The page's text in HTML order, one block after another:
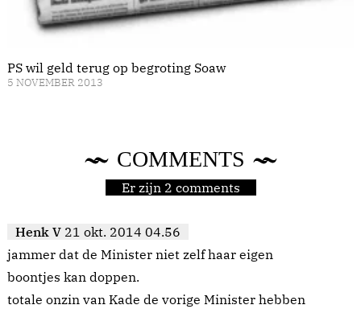
PS wil geld terug op begroting Soaw
5 NOVEMBER 2013
COMMENTS
Er zijn 2 comments
Henk V 21 okt. 2014 04.56
jammer dat de Minister niet zelf haar eigen
boontjes kan doppen.
totale onzin van Kade de vorige Minister hebben